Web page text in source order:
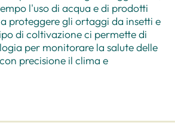
l'uso di acqua e di prodotti
proteggere gli ortaggi da insetti e
di coltivazione ci permette di
per monitorare la salute delle
precisione il clima e